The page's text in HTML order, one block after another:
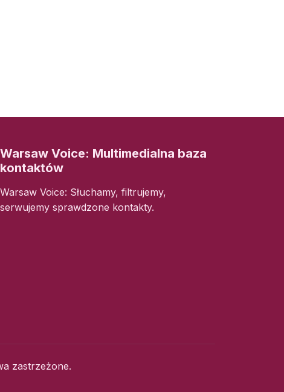
Warsaw Voice: Multimedialna baza
kontaktów
Warsaw Voice: Słuchamy, filtrujemy,
serwujemy sprawdzone kontakty.
zastrzeżone.